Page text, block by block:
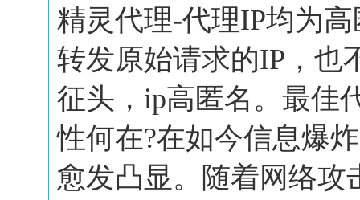
精灵代理-代理IP均为
转发原始请求的IP，也
征头，ip高匿名。最佳
性何在?在如今信息爆
愈发凸显。随着网络攻